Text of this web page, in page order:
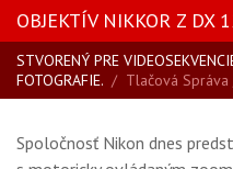
ŠKOLA
OBJEKTÍV NIKKOR Z DX
STVORENÝ PRE
FOTOGRAFIE. / Tlačová Správa
Spoločnosť Nikon dnes